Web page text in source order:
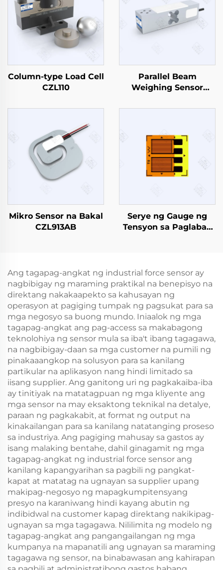
Column-type Load Cell
CZL110
Parallel Beam
Weighing Sensor
Mikro Sensor na Bakal
CZL913AB
Serye ng Gauge ng
Tensyon sa Paglaban
Ang tagapag-angkat ng industrial force sensor ay
nagbibigay ng maraming praktikal na benepisyo na
direktang nakakaapekto sa kahusayan ng
operasyon at pagiging tumpak ng pagsukat para sa
mga negosyo sa buong mundo. Iniaalok ng mga
tagapag-angkat ang pag-access sa makabagong
teknolohiya ng sensor mula sa iba't ibang tagagawa,
na nagbibigay-daan sa mga customer na pumili ng
pinakaaangkop na solusyon para sa kanilang
partikular na aplikasyon nang hindi limitado sa
iisang supplier. Ang ganitong uri ng pagkakaiba-iba
ay tinitiyak na matatagpuan ng mga kliyente ang
mga sensor na may eksaktong teknikal na detalye,
paraan ng pagkakabit, at format ng output na
kinakailangan para sa kanilang natatanging proseso
sa industriya. Ang pagiging mahusay sa gastos ay
isang malaking bentahe, dahil ginagamit ng mga
tagapag-angkat ng industrial force sensor ang
kanilang kapangyarihan sa pagbili ng pangkat-
kapat at matatag na ugnayan sa supplier upang
makipag-negosyo ng mapagkumpitensyang
presyo na karaniwang hindi kayang abutin ng
indibidwal na customer kapag direktang nakikipag-
ugnayan sa mga tagagawa. Nililimita ng modelo ng
tagapag-angkat ang pangangailangan ng mga
kumpanya na mapanatili ang ugnayan sa maraming
tagagawa ng sensor, na binabawasan ang kahirapan